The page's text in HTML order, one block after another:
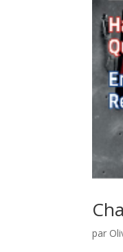
par